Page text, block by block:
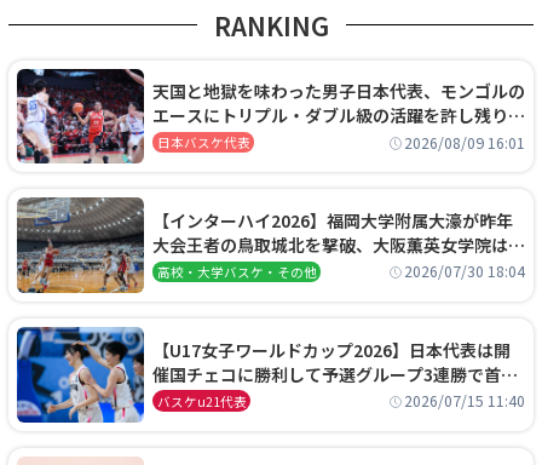
RANKING
天国と地獄を味わった男子日本代表、モンゴルの
エースにトリプル・ダブル級の活躍を許し残り
0.4秒に失点する悔しい敗戦
日本バスケ代表 2026/08/09 16:01
【インターハイ2026】福岡大学附属大濠が昨年
大会王者の鳥取城北を撃破、大阪薫英女学院は岐
阜女子に完勝、大会3日目試合結果
高校・大学バスケ・その他 2026/07/30 18:04
【U17女子ワールドカップ2026】日本代表は開
催国チェコに勝利して予選グループ3連勝で首位
通過！準々決勝の相手はエジプトに決定
バスケu21代表 2026/07/15 11:40